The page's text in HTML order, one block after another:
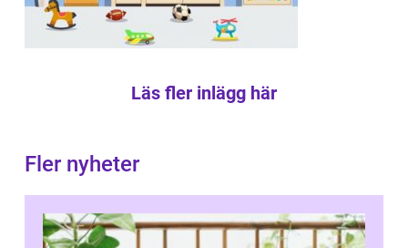
Läs fler inlägg här
Fler nyheter